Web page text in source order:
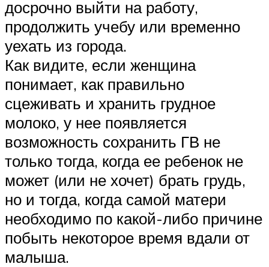
досрочно выйти на работу,
продолжить учебу или временно
уехать из города.
Как видите, если женщина
понимает, как правильно
сцеживать и хранить грудное
молоко, у нее появляется
возможность сохранить ГВ не
только тогда, когда ее ребенок не
может (или не хочет) брать грудь,
но и тогда, когда самой матери
необходимо по какой-либо причине
побыть некоторое время вдали от
малыша.